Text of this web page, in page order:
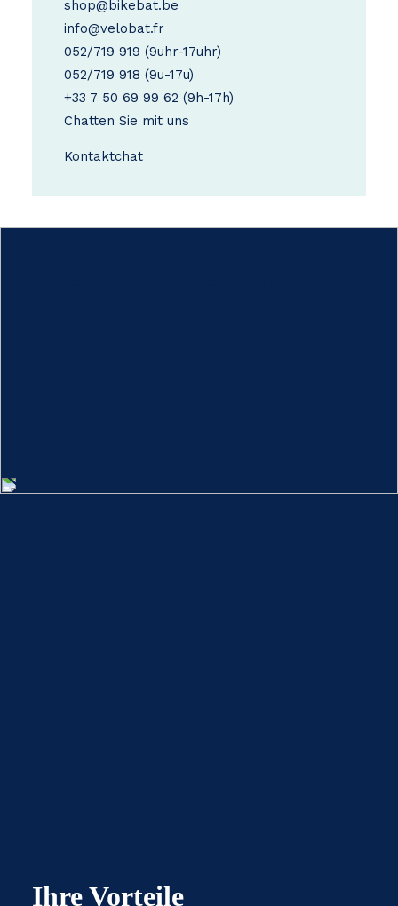
shop@bikebat.be
info@velobat.fr
052/719 919 (9uhr-17uhr)
052/719 918 (9u-17u)
+33 7 50 69 99 62 (9h-17h)
Chatten Sie mit uns
Kontaktchat
Ihre Vorteile